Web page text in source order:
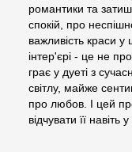
романтики та
спокій, про
важливість краси у
інтер'єрі - це не
грає у дуеті з
світлу, майже
про любов. І цей
відчувати її навіть